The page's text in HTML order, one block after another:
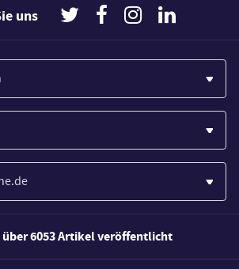
uns
über 6053 Artikel veröffentlicht